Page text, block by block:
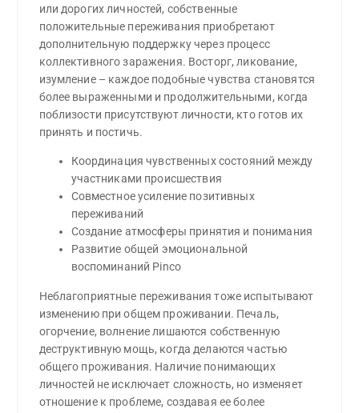
или дорогих личностей, собственные
положительные переживания приобретают
дополнительную поддержку через процесс
коллективного заражения. Восторг, ликование,
изумление – каждое подобные чувства становятся
более выраженными и продолжительными, когда
поблизости присутствуют личности, кто готов их
принять и постичь.
Координация чувственных состояний между
участниками происшествия
Совместное усиление позитивных
переживаний
Создание атмосферы принятия и понимания
Развитие общей эмоциональной
воспоминаний Pinco
Неблагоприятные переживания тоже испытывают
изменению при общем проживании. Печаль,
огорчение, волнение лишаются собственную
деструктивную мощь, когда делаются частью
общего проживания. Наличие понимающих
личностей не исключает сложность, но изменяет
отношение к проблеме, создавая ее более